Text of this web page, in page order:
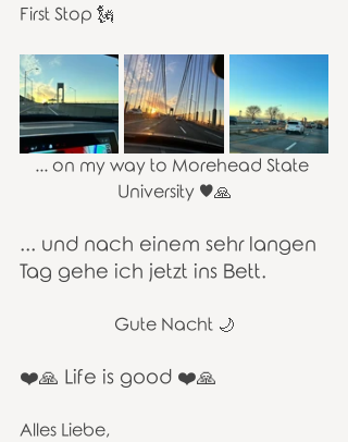
First Stop 🗽
... on my way to Morehead State
University ♥️🙏
... und nach einem sehr langen
Tag gehe ich jetzt ins Bett.
Gute Nacht 🌙
❤️🙏 Life is good ❤️🙏
Alles Liebe,